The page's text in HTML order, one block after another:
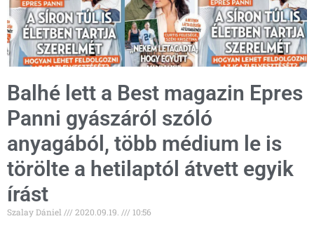
Balhé lett a Best magazin Epres
Panni gyászáról szóló
anyagából, több médium le is
törölte a hetilaptól átvett egyik
írást
Szalay Dániel 2020.09.19. 10:56